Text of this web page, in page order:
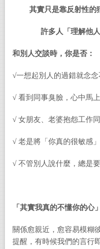
其實只是靠反射性的
許多人「理解他
和別人交談時，你是否：
√一想起別人的過錯就念
√ 看到同事臭臉，心中馬
√ 女朋友、老婆抱怨工作
√ 老是將「你真的很敏感
√ 不管別人說什麼，總是
「其實我真的不懂你的心
關係愈親近，愈容易模糊
提醒，有時候我們的言行